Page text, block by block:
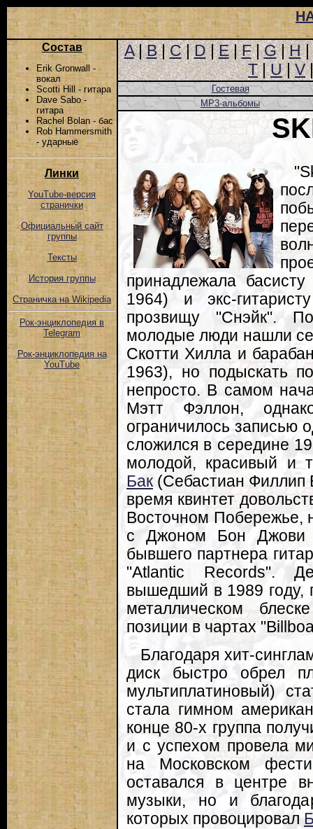
Состав
Erik Gronwall -
вокал
Scotti Hill - гитара
Dave Sabo -
гитара
Rachel Bolan - бас
Rob Hammersmith
- ударные
Линки
YouTube-версия
странички
Официальный сайт
группы
Тексты
История группы
Страничка на Wikipedia
Рок-энциклопедия в
Telegram
Рок-энциклопедия на
YouTube
A|B|C|D|E|F|G|H|
T|U|V
Гостевая
MP3-альбомы
принадлежала
1964) и экс-
прозвищу "Снэйк".
молодые люди нашли
Скотти Хилла и
1963), но подыскать
непросто. В самом
Мэтт Фэллон,
ограничилось записью
сложился в середине
молодой, красивый и
Бак (Себастиан Филлип
время квинтет
Восточном Побережье,
с Джоном Бон Джови
бывшего партнера
"Atlantic Records".
вышедший в 1989 году,
металлическом
позиции в чартах
Благодаря хит-
диск быстро обрел
мультиплатиновый)
стала гимном
конце 80-х группа
и с успехом провела
на Московском
оставался в центре
музыки, но и
которых провоцировал